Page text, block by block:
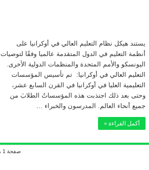
يستند هيكل نظام التعليم العالي في أوكرانيا على
أنظمة التعليم في الدول المتقدمة عالميا وفقًا لتوصيات
اليونسكو والأمم المتحدة والمنظمات الدولية الأخرى.
التعليم العالي في أوكرانيا: تم تأسيس المؤسسات
التعليمية العليا في أوكرانيا في القرن السابع عشر،
وحتى بعد ذلك اجتذبت هذه المؤسساتُ الطلابَ من
جميع أنحاء العالم. المدرسون والخبراء …
أكمل القراءة »
صفحة 1 من 2